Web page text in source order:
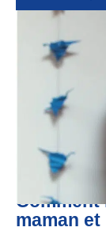
maman et